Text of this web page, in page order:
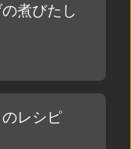
煮びたし
レシピ